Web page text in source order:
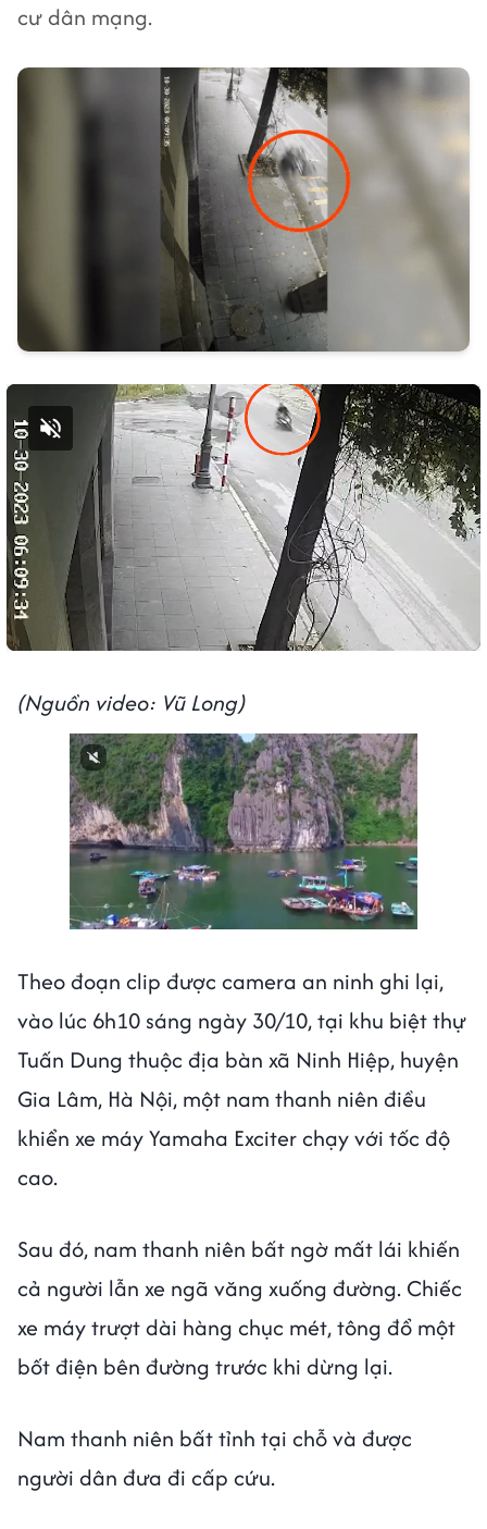
cư dân mạng.
Bật tiếng
(Nguồn video: Vũ Long)
Next video in 1 Cancel
Theo đoạn clip được camera an ninh ghi lại,
vào lúc 6h10 sáng ngày 30/10, tại khu biệt thự
Tuấn Dung thuộc địa bàn xã Ninh Hiệp, huyện
Gia Lâm, Hà Nội, một nam thanh niên điều
khiển xe máy Yamaha Exciter chạy với tốc độ
cao.
Sau đó, nam thanh niên bất ngờ mất lái khiến
cả người lẫn xe ngã văng xuống đường. Chiếc
xe máy trượt dài hàng chục mét, tông đổ một
bốt điện bên đường trước khi dừng lại.
Nam thanh niên bất tỉnh tại chỗ và được
người dân đưa đi cấp cứu.